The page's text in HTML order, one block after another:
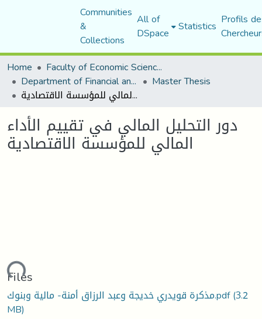
Communities
&
Collections
All of
DSpace Statistics Profils
Home
Faculty of Economic Sciences, Commerce and Management Sciences
Department of Financial and Accounting Sciences Master Thesis
دور التحليل المالي في تقييم الأداء المالي للمؤسسة الاقتصادية
دور التحليل المالي في تقييم الأداء
المالي للمؤسسة الاقتصادية
Files
مذكرة قويدري خديجة وعبد الرزاق أمنة- مالية وبنوك.pdf(3.2
MB)